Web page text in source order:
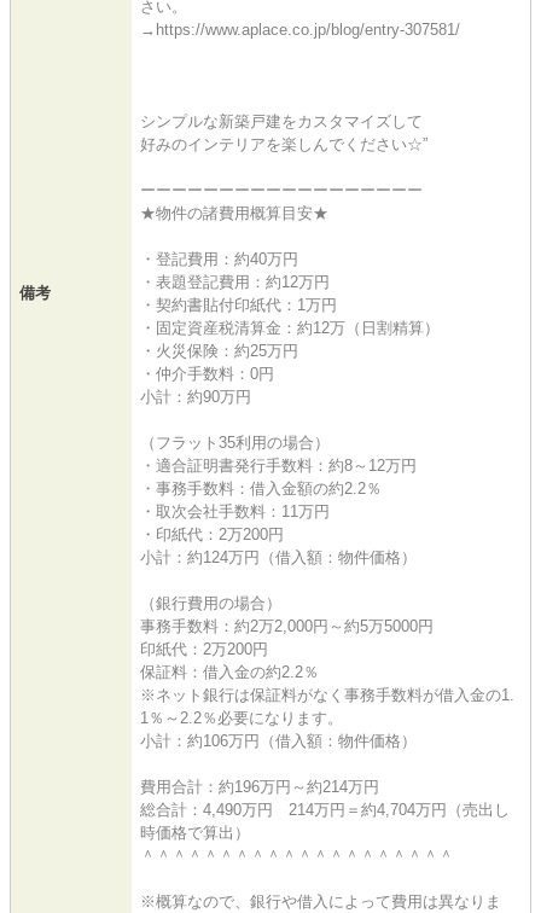
備考
さい。
→https://www.aplace.co.jp/blog/entry-307581/
シンプルな新築戸建をカスタマイズして
好みのインテリアを楽しんでください☆”
ーーーーーーーーーーーーーーーーーー
★物件の諸費用概算目安★
・登記費用：約40万円
・表題登記費用：約12万円
・契約書貼付印紙代：1万円
・固定資産税清算金：約12万（日割精算）
・火災保険：約25万円
・仲介手数料：0円
小計：約90万円
（フラット35利用の場合）
・適合証明書発行手数料：約8～12万円
・事務手数料：借入金額の約2.2％
・取次会社手数料：11万円
・印紙代：2万200円
小計：約124万円（借入額：物件価格）
（銀行費用の場合）
事務手数料：約2万2,000円～約5万5000円
印紙代：2万200円
保証料：借入金の約2.2％
※ネット銀行は保証料がなく事務手数料が借入金の1.
1％～2.2％必要になります。
小計：約106万円（借入額：物件価格）
費用合計：約196万円～約214万円
総合計：4,490万円 214万円＝約4,704万円（売出し
時価格で算出）
＾＾＾＾＾＾＾＾＾＾＾＾＾＾＾＾＾＾＾＾
※概算なので、銀行や借入によって費用は異なりま